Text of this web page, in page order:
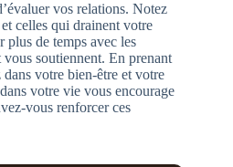
vos relations. Notez
celles qui drainent votre
plus de temps avec les
soutiennent. En prenant
votre bien-être et votre
votre vie vous encourage
vous renforcer ces